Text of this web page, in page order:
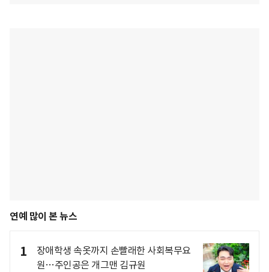
연예 많이 본 뉴스
1
장애학생 속옷까지 손빨래한 사회복무요
원…주인공은 개그맨 김규원